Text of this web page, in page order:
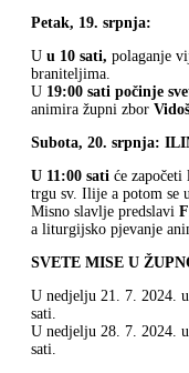
Petak, 19. srpnja:
U u 10 sati, polaganje
braniteljima.
U 19:00 sati počinje
animira župni zbor
Subota, 20. srpnja:
U 11:00 sati će
trgu sv. Ilije a potom se
Misno slavlje predslavi
a liturgijsko pjevanje
SVETE MISE U
U nedjelju 21. 7. 2024.
sati.
U nedjelju 28. 7. 2024.
sati.